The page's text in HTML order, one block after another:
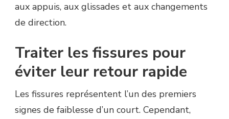
aux appuis, aux glissades et aux changements
de direction.
Traiter les fissures pour
éviter leur retour rapide
Les fissures représentent l’un des premiers
signes de faiblesse d’un court. Cependant,